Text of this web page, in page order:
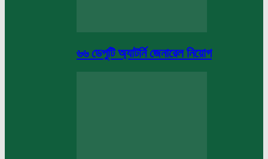
৬৬ ডেপুটি অ্যাটর্নি জেনারেল নিয়োগ